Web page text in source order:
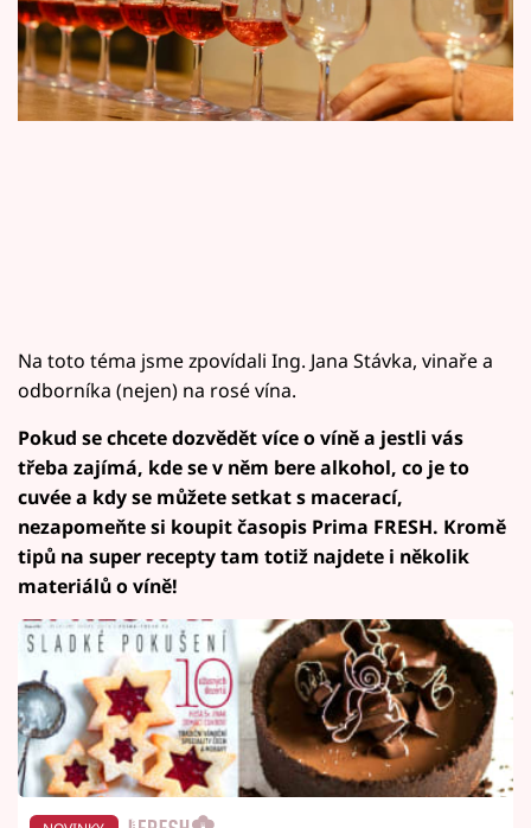
Sledujte prima+
Filmový festival Karlovy Vary
Sledujte nás
Na toto téma jsme zpovídali Ing. Jana Stávka, vinaře a
odborníka (nejen) na rosé vína.
Pokud se chcete dozvědět více o víně a jestli vás
třeba zajímá, kde se v něm bere alkohol, co je to
cuvée a kdy se můžete setkat s macerací,
nezapomeňte si koupit časopis Prima FRESH. Kromě
tipů na super recepty tam totiž najdete i několik
materiálů o víně!